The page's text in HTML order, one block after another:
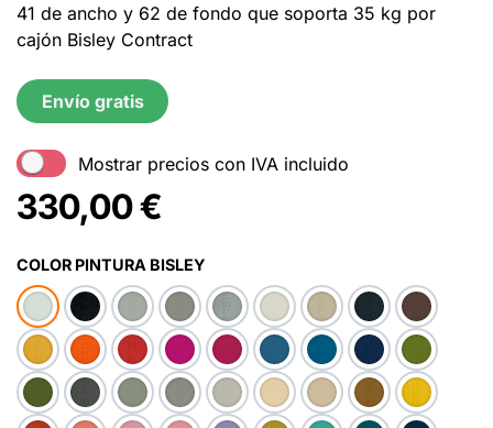
41 de ancho y 62 de fondo que soporta 35 kg por
cajón Bisley Contract
Envío gratis
Mostrar precios con IVA incluido
330,00€
COLOR PINTURA BISLEY